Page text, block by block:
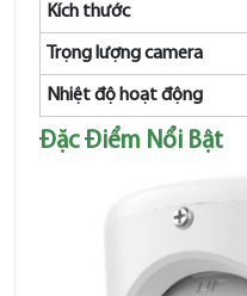
Kích thước
Trọng lượng camera
Nhiệt độ hoạt động
Đặc Điểm Nổi Bật